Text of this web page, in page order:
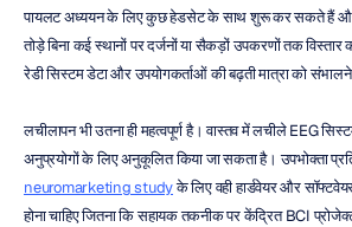
पायलट अध्ययन के लिए कुछ हेडसेट के साथ शुरू कर सकते हैं
तोड़े बिना कई स्थानों पर दर्जनों या सैकड़ों उपकरणों तक
रेडी सिस्टम डेटा और उपयोगकर्ताओं की बढ़ती मात्रा को
लचीलापन भी उतना ही महत्वपूर्ण है। वास्तव में लचीले EEG
neuromarketing study के लिए वही हार्डवेयर और
होना चाहिए जितना कि सहायक तकनीक पर केंद्रित BCI